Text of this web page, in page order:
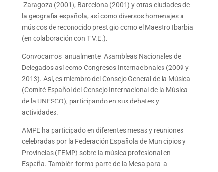
Zaragoza (2001), Barcelona (2001) y otras ciudades de
la geografía española, así como diversos homenajes a
músicos de reconocido prestigio como el Maestro Ibarbia
(en colaboración con T.V.E.).
Convocamos anualmente Asambleas Nacionales de
Delegados así como Congresos Internacionales (2009 y
2013). Así, es miembro del Consejo General de la Música
(Comité Español del Consejo Internacional de la Música
de la UNESCO), participando en sus debates y
actividades.
AMPE ha participado en diferentes mesas y reuniones
celebradas por la Federación Española de Municipios y
Provincias (FEMP) sobre la música profesional en
España. También forma parte de la Mesa para la